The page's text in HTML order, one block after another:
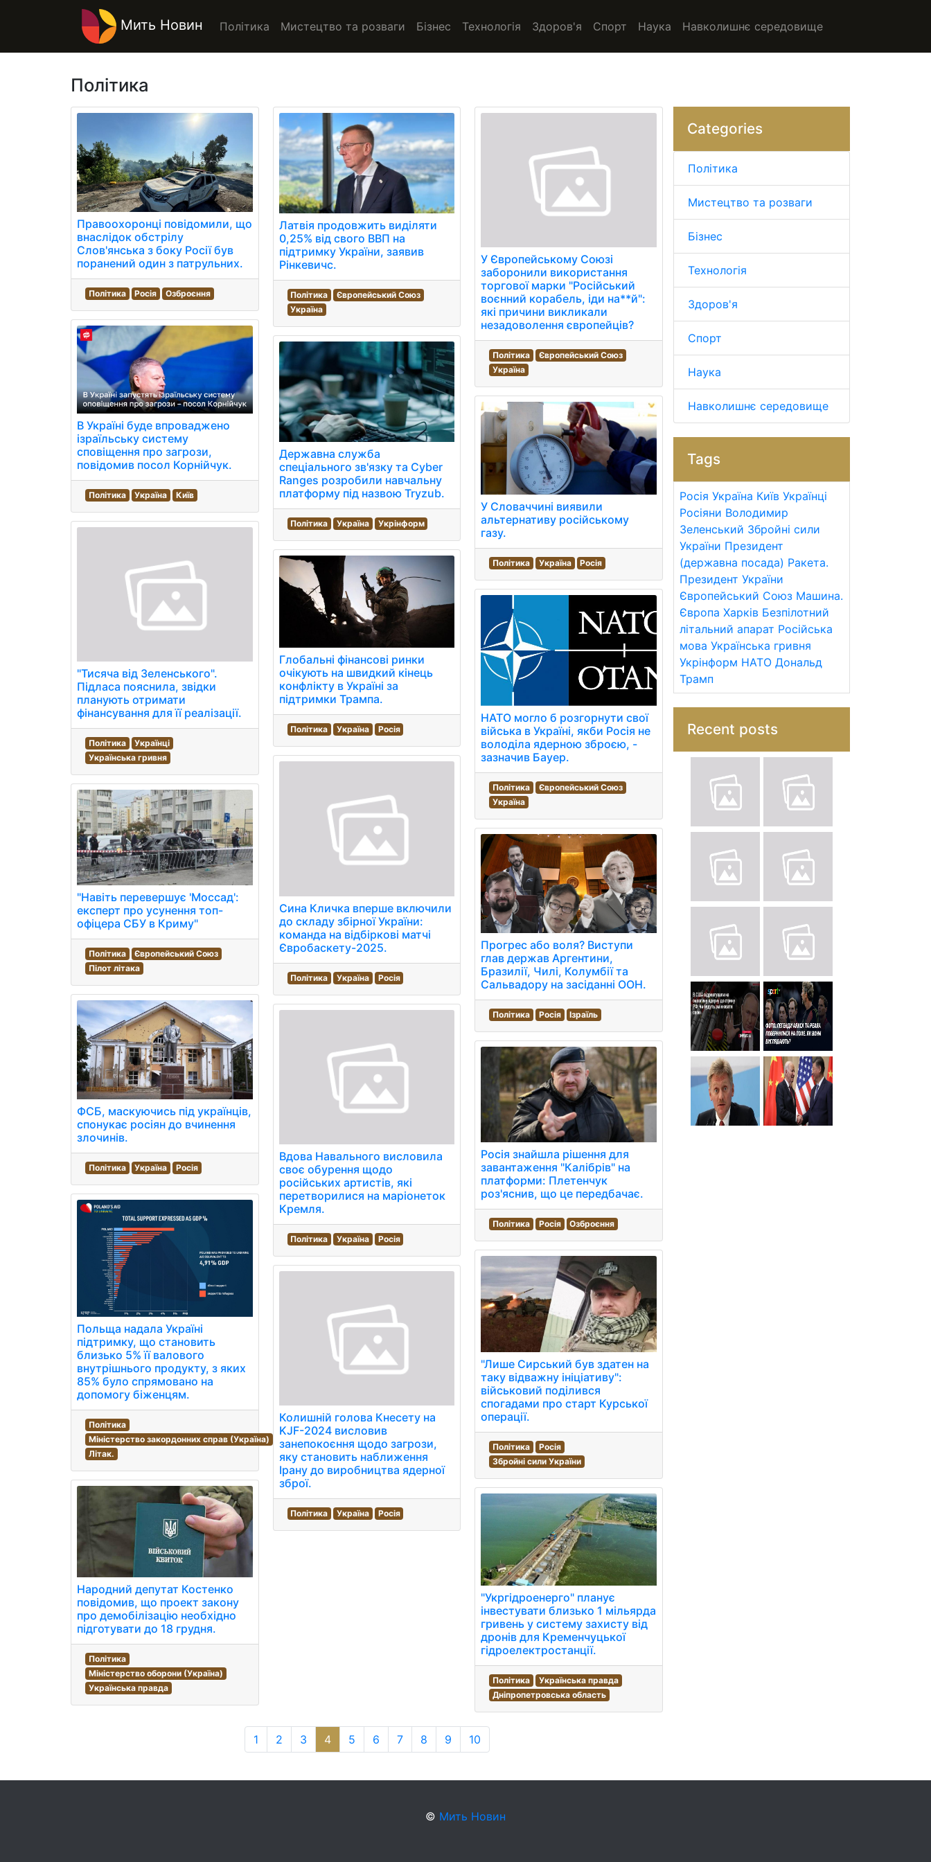
Мить Новин Політика Мистецтво та розваги Бізнес Технологія Здоров'я Спорт Наука Навколишнє середовище
Політика
Правоохоронці повідомили, що
внаслідок обстрілу
Слов'янська з боку Росії був
поранений один з патрульних.
Політика Росія Озброєння
В Україні буде впроваджено
ізраїльську систему
сповіщення про загрози,
повідомив посол Корнійчук.
Політика Україна Київ
"Тисяча від Зеленського".
Підласа пояснила, звідки
планують отримати
фінансування для її реалізації.
Політика
Українці
Українська гривня
"Навіть перевершує 'Моссад':
експерт про усунення топ-
офіцера СБУ в Криму"
Політика
Європейський Союз
Пілот літака
ФСБ, маскуючись під українців,
спонукає росіян до вчинення
злочинів.
Політика Україна Росія
Польща надала Україні
підтримку, що становить
близько 5% її валового
внутрішнього продукту, з яких
85% було спрямовано на
допомогу біженцям.
Політика
Міністерство закордонних справ (Україна)
Літак.
Народний депутат Костенко
повідомив, що проект закону
про демобілізацію необхідно
підготувати до 18 грудня.
Політика
Міністерство оборони (Україна)
Українська правда
Латвія продовжить виділяти
0,25% від свого ВВП на
підтримку України, заявив
Рінкевичс.
Політика
Європейський Союз
Україна
Державна служба
спеціального зв'язку та Cyber
Ranges розробили навчальну
платформу під назвою Tryzub.
Політика Україна Укрінформ
Глобальні фінансові ринки
очікують на швидкий кінець
конфлікту в Україні за
підтримки Трампа.
Політика Україна Росія
Сина Кличка вперше включили
до складу збірної України:
команда на відбіркові матчі
Євробаскету-2025.
Політика Україна Росія
Вдова Навального висловила
своє обурення щодо
російських артистів, які
перетворилися на маріонеток
Кремля.
Політика Україна Росія
Колишній голова Кнесету на
KJF-2024 висловив
занепокоєння щодо загрози,
яку становить наближення
Ірану до виробництва ядерної
зброї.
Політика Україна Росія
У Європейському Союзі
заборонили використання
торгової марки "Російський
воєнний корабель, іди на**й":
які причини викликали
незадоволення європейців?
Політика
Європейський Союз
Україна
У Словаччині виявили
альтернативу російському
газу.
Політика Україна Росія
НАТО могло б розгорнути свої
війська в Україні, якби Росія не
володіла ядерною зброєю, -
зазначив Бауер.
Політика
Європейський Союз
Україна
Прогрес або воля? Виступи
глав держав Аргентини,
Бразилії, Чилі, Колумбії та
Сальвадору на засіданні ООН.
Політика Росія Ізраїль
Росія знайшла рішення для
завантаження "Калібрів" на
платформи: Плетенчук
роз'яснив, що це передбачає.
Політика Росія Озброєння
"Лише Сирський був здатен на
таку відважну ініціативу":
військовий поділився
спогадами про старт Курської
операції.
Політика
Росія
Збройні сили України
"Укргідроенерго" планує
інвестувати близько 1 мільярда
гривень у систему захисту від
дронів для Кременчуцької
гідроелектростанції.
Політика
Українська правда
Дніпропетровська область
1 2 3 4 5 6 7 8 9 10
Categories
Політика
Мистецтво та розваги
Бізнес
Технологія
Здоров'я
Спорт
Наука
Навколишнє середовище
Tags
Росія Україна Київ Українці
Росіяни Володимир
Зеленський Збройні сили
України Президент
(державна посада) Ракета.
Президент України
Європейський Союз Машина.
Європа Харків Безпілотний
літальний апарат Російська
мова Українська гривня
Укрінформ НАТО Дональд
Трамп
Recent posts
© Мить Новин